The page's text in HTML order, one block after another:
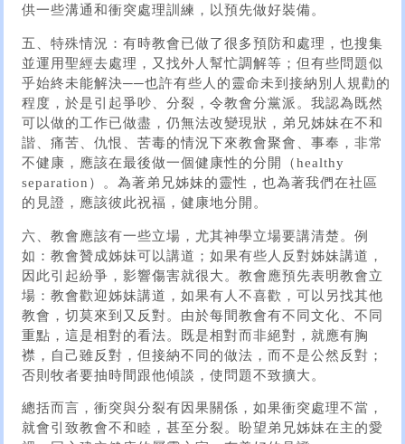
供一些溝通和衝突處理訓練，以預先做好裝備。
五、特殊情況：有時教會已做了很多預防和處理，也搜集
並運用聖經去處理，又找外人幫忙調解等；但有些問題似
乎始終未能解決──也許有些人的靈命未到接納別人規勸的
程度，於是引起爭吵、分裂，令教會分黨派。我認為既然
可以做的工作已做盡，仍無法改變現狀，弟兄姊妹在不和
諧、痛苦、仇恨、苦毒的情況下來教會聚會、事奉，非常
不健康，應該在最後做一個健康性的分開（healthy
separation）。為著弟兄姊妹的靈性，也為著我們在社區
的見證，應該彼此祝福，健康地分開。
六、教會應該有一些立場，尤其神學立場要講清楚。例
如：教會贊成姊妹可以講道；如果有些人反對姊妹講道，
因此引起紛爭，影響傷害就很大。教會應預先表明教會立
場：教會歡迎姊妹講道，如果有人不喜歡，可以另找其他
教會，切莫來到又反對。由於每間教會有不同文化、不同
重點，這是相對的看法。既是相對而非絕對，就應有胸
襟，自己雖反對，但接納不同的做法，而不是公然反對；
否則牧者要抽時間跟他傾談，使問題不致擴大。
總括而言，衝突與分裂有因果關係，如果衝突處理不當，
就會引致教會不和睦，甚至分裂。盼望弟兄姊妹在主的愛